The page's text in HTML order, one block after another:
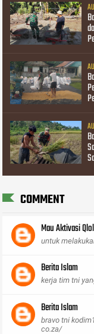
COMMENT
Mau Aktivasi
untuk
Berita Islam
kerja tim tni
Berita Islam
bravo tni
co.za/